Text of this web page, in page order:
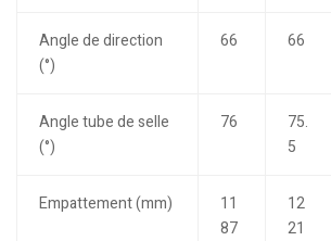
Angle de direction
(°)
66 66
Angle tube de selle
(°)
76
75.
5
Empattement (mm)
11
87
12
21